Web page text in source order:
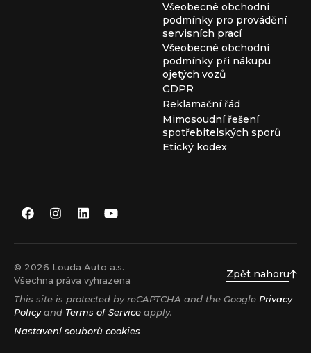
Všeobecné obchodní
podmínky pro provádění
servisních prací
Všeobecné obchodní
podmínky při nákupu
ojetých vozů
GDPR
Reklamační řád
Mimosoudní řešení
spotřebitelských sporů
Etický kodex
© 2026 Louda Auto a.s.
Všechna práva vyhrazena
Zpět nahoru
This site is protected by reCAPTCHA and the Google Privacy
Policyand Terms of Service apply.
Nastavení souborů cookies